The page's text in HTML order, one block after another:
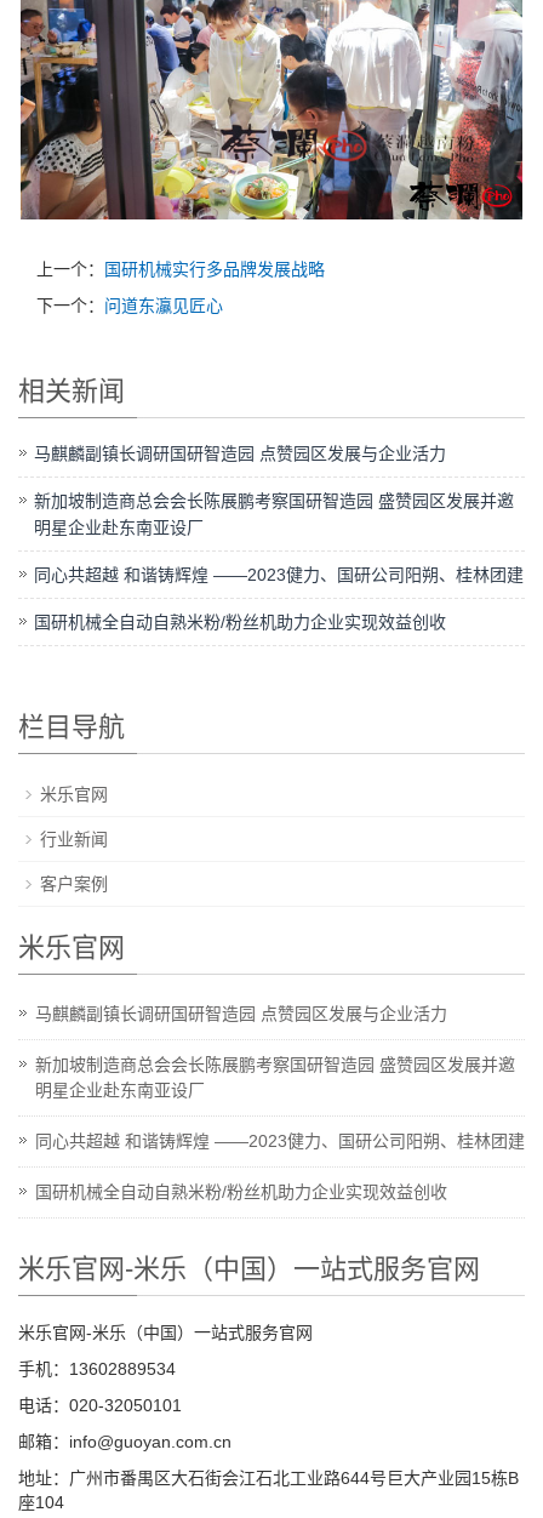
上一个：
国研机械实行多品牌发展战略
下一个： 问道东灜见匠心
相关新闻
马麒麟副镇长调研国研智造园 点赞园区发展与企业活力
新加坡制造商总会会长陈展鹏考察国研智造园 盛赞园区发展并邀
明星企业赴东南亚设厂
同心共超越 和谐铸辉煌 ——2023健力、国研公司阳朔、桂林团建
国研机械全自动自熟米粉/粉丝机助力企业实现效益创收
栏目导航
米乐官网
行业新闻
客户案例
米乐官网
马麒麟副镇长调研国研智造园 点赞园区发展与企业活力
新加坡制造商总会会长陈展鹏考察国研智造园 盛赞园区发展并邀
明星企业赴东南亚设厂
同心共超越 和谐铸辉煌 ——2023健力、国研公司阳朔、桂林团建
国研机械全自动自熟米粉/粉丝机助力企业实现效益创收
米乐官网-米乐（中国）一站式服务官网
米乐官网-米乐（中国）一站式服务官网
手机：13602889534
电话：020-32050101
邮箱：info@guoyan.com.cn
地址：广州市番禺区大石街会江石北工业路644号巨大产业园15栋B
座104